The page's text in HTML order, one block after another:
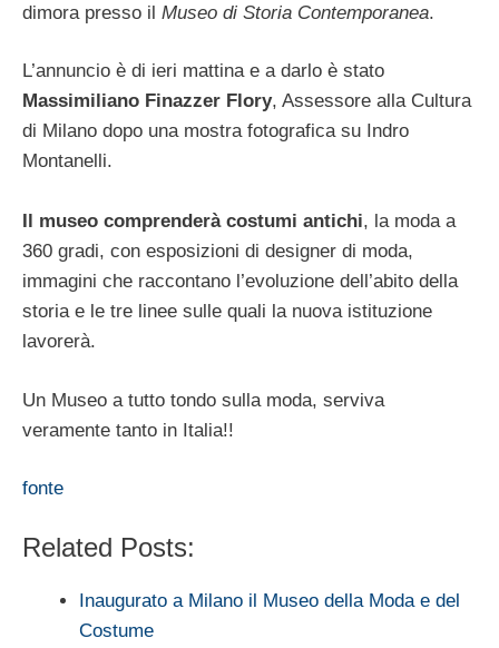
dimora presso il Museo di Storia Contemporanea.
L’annuncio è di ieri mattina e a darlo è stato
Massimiliano Finazzer Flory, Assessore alla Cultura
di Milano dopo una mostra fotografica su Indro
Montanelli.
Il museo comprenderà costumi antichi, la moda a
360 gradi, con esposizioni di designer di moda,
immagini che raccontano l’evoluzione dell’abito della
storia e le tre linee sulle quali la nuova istituzione
lavorerà.
Un Museo a tutto tondo sulla moda, serviva
veramente tanto in Italia!!
fonte
Related Posts:
Inaugurato a Milano il Museo della Moda e del
Costume